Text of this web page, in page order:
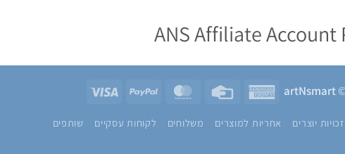
ANS Affiliate Account
artNsmart
American
Credit
MasterCard
PayPal
זכויות יוצרים אחריות למוצרים משלוחים לקוחות עסקיים שותפים